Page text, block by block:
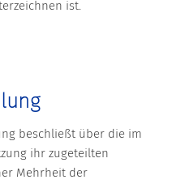
ist.
beschließt über die im
ihr zugeteilten
Mehrheit der